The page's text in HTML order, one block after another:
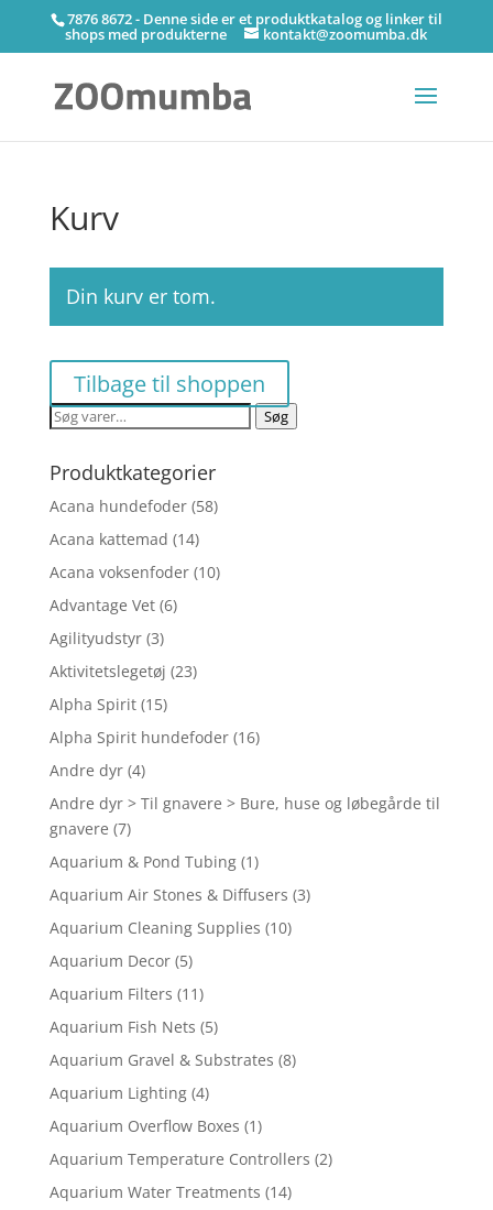
7876 8672 - Denne side er et produktkatalog og linker til
shops med produkterne kontakt@zoomumba.dk
Kurv
Din kurv er tom.
Tilbage til shoppen
Søg
Søg
Produktkategorier
Acana hundefoder (58)
Acana kattemad (14)
Acana voksenfoder (10)
Advantage Vet (6)
Agilityudstyr (3)
Aktivitetslegetøj (23)
Alpha Spirit (15)
Alpha Spirit hundefoder (16)
Andre dyr (4)
Andre dyr > Til gnavere > Bure, huse og løbegårde til
gnavere (7)
Aquarium & Pond Tubing (1)
Aquarium Air Stones & Diffusers (3)
Aquarium Cleaning Supplies (10)
Aquarium Decor (5)
Aquarium Filters (11)
Aquarium Fish Nets (5)
Aquarium Gravel & Substrates (8)
Aquarium Lighting (4)
Aquarium Overflow Boxes (1)
Aquarium Temperature Controllers (2)
Aquarium Water Treatments (14)